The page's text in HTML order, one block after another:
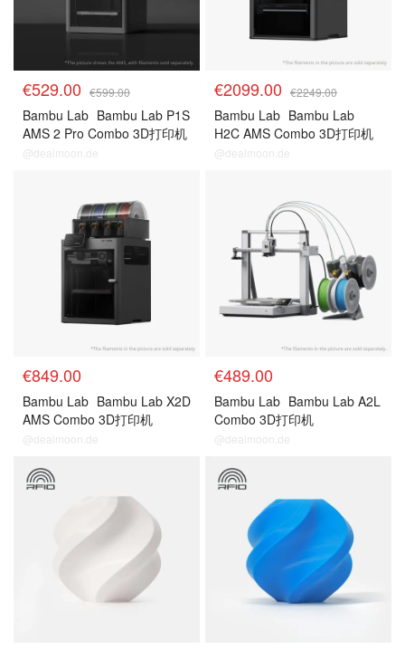
€529.00 €599.00
Bambu Lab Bambu Lab P1S
AMS 2 Pro Combo 3D打印机
@dealmoon.de
€2099.00 €2249.00
Bambu Lab Bambu Lab
H2C AMS Combo 3D打印机
@dealmoon.de
€849.00
Bambu Lab Bambu Lab X2D
AMS Combo 3D打印机
@dealmoon.de
€489.00
Bambu Lab Bambu Lab A2L
Combo 3D打印机
@dealmoon.de